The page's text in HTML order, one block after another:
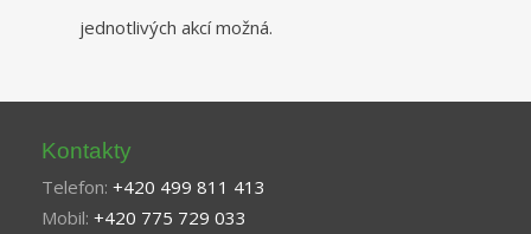
jednotlivých akcí možná.
Kontakty
Telefon: +420 499 811 413
Mobil: +420 775 729 033